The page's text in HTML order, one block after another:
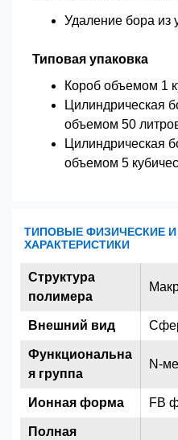
Удаление бора из
Типовая упаковка
Короб объемом 1
Цилиндрическая
объемом 50
Цилиндрическая
объемом 5
ТИПОВЫЕ ФИЗИЧЕСКИЕ
ХАРАКТЕРИСТИКИ
N-
FB
Структура
полимера
Внешний вид
Функциональна
я группа
Ионная форма
Полная